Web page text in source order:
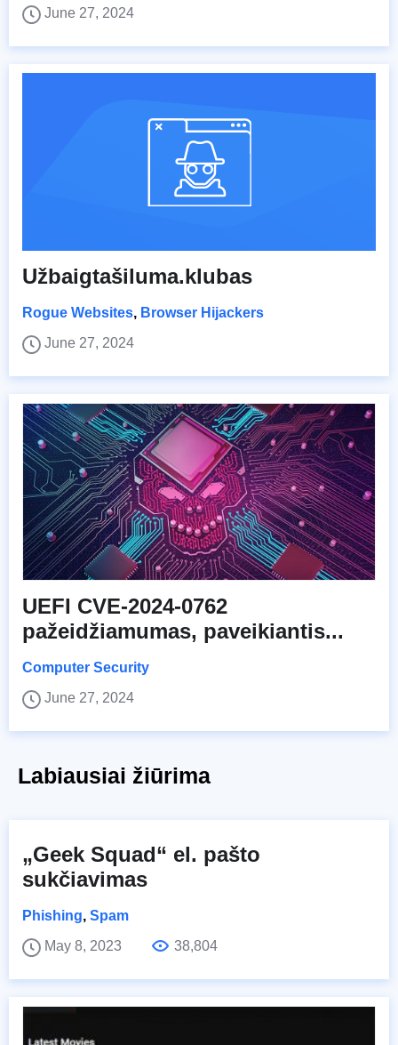
June 27, 2024
Užbaigtašiluma.klubas
Rogue Websites, Browser Hijackers
June 27, 2024
UEFI CVE-2024-0762
pažeidžiamumas, paveikiantis...
Computer Security
June 27, 2024
Labiausiai žiūrima
„Geek Squad“ el. pašto
sukčiavimas
Phishing, Spam
May 8, 2023
38,804